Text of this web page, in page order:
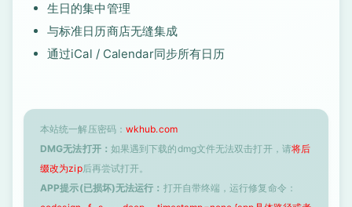
生日的集中管理
与标准日历商店无缝集成
通过iCal / Calendar同步所有日历
本站统一解压密码： wkhub.com
DMG无法打开： 如果遇到下载的dmg文件无法双击打开，请将后
缀改为zip后再尝试打开。
APP提示(已损坏)无法运行： 打开自带终端，运行修复命令：